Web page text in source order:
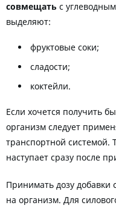
совмещать с
выделяют:
фруктовые соки;
сладости;
коктейли.
Если хочется получить
организм следует
транспортной системой.
наступает сразу после
Принимать дозу добавки
на организм. Для